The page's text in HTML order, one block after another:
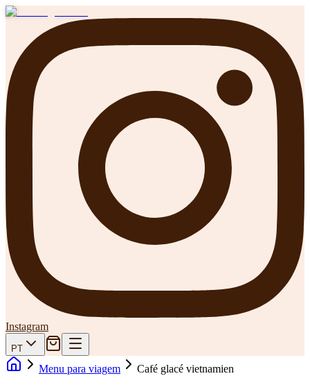
Instagram
PT
Menu para viagem Café glacé vietnamien